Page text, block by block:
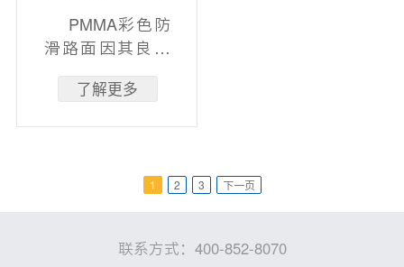
PMMA彩色防
滑路面因其良好
保和度，应用于
了解更多
1 2 3 下一页
联系方式：400-852-8070